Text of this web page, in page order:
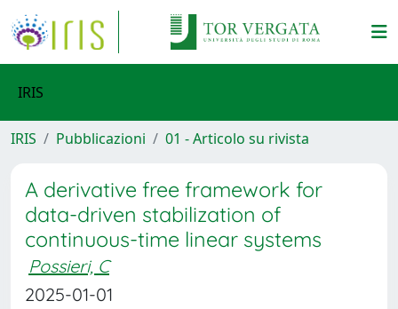
IRIS
IRIS Pubblicazioni 01 - Articolo su rivista
A derivative free framework for
data-driven stabilization of
continuous-time linear systems
Possieri, C
2025-01-01